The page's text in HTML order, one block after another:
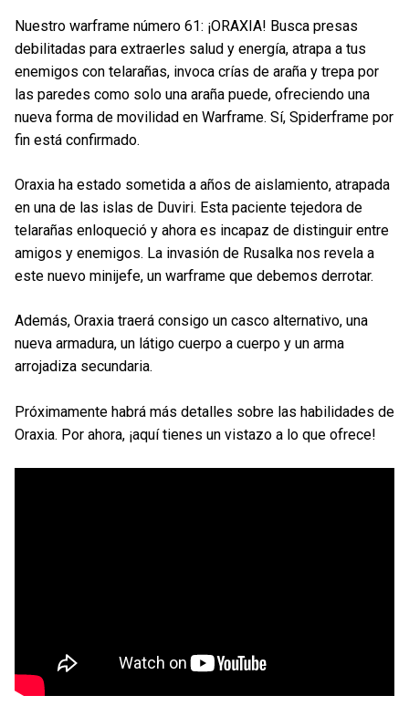
Nuestro warframe número 61: ¡ORAXIA! Busca presas
debilitadas para extraerles salud y energía, atrapa a tus
enemigos con telarañas, invoca crías de araña y trepa por
las paredes como solo una araña puede, ofreciendo una
nueva forma de movilidad en Warframe. Sí, Spiderframe por
fin está confirmado.
Oraxia ha estado sometida a años de aislamiento, atrapada
en una de las islas de Duviri. Esta paciente tejedora de
telarañas enloqueció y ahora es incapaz de distinguir entre
amigos y enemigos. La invasión de Rusalka nos revela a
este nuevo minijefe, un warframe que debemos derrotar.
Además, Oraxia traerá consigo un casco alternativo, una
nueva armadura, un látigo cuerpo a cuerpo y un arma
arrojadiza secundaria.
Próximamente habrá más detalles sobre las habilidades de
Oraxia. Por ahora, ¡aquí tienes un vistazo a lo que ofrece!